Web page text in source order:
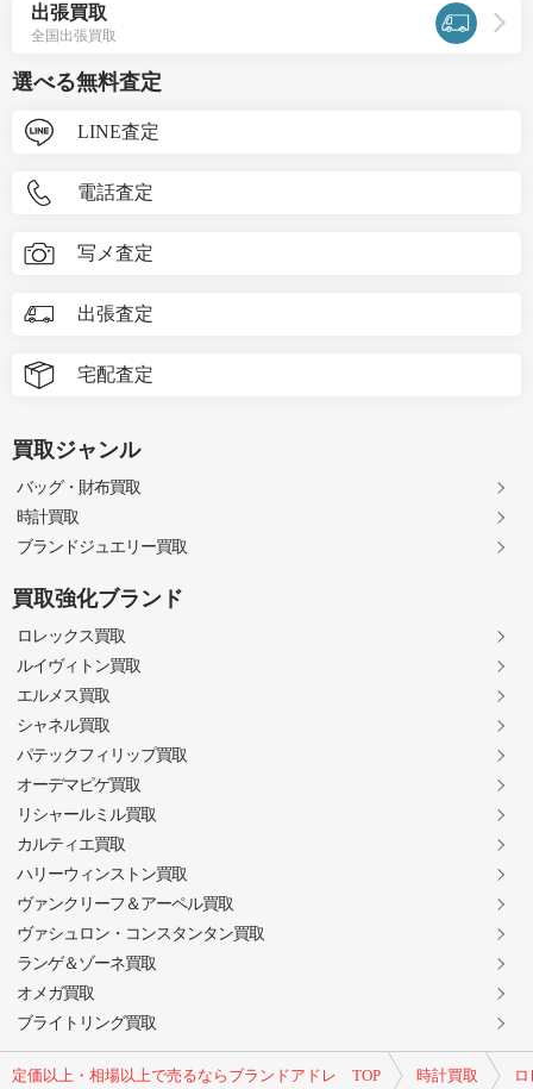
定価以上・相場以上で売るならブランドアドレ TOP 時計買取
出張買取
全国出張買取
選べる無料査定
LINE査定
電話査定
写メ査定
出張査定
宅配査定
買取ジャンル
バッグ・財布買取
時計買取
ブランドジュエリー買取
買取強化ブランド
ロレックス買取
ルイヴィトン買取
エルメス買取
シャネル買取
パテックフィリップ買取
オーデマピゲ買取
リシャールミル買取
カルティエ買取
ハリーウィンストン買取
ヴァンクリーフ＆アーペル買取
ヴァシュロン・コンスタンタン買取
ランゲ＆ゾーネ買取
オメガ買取
ブライトリング買取